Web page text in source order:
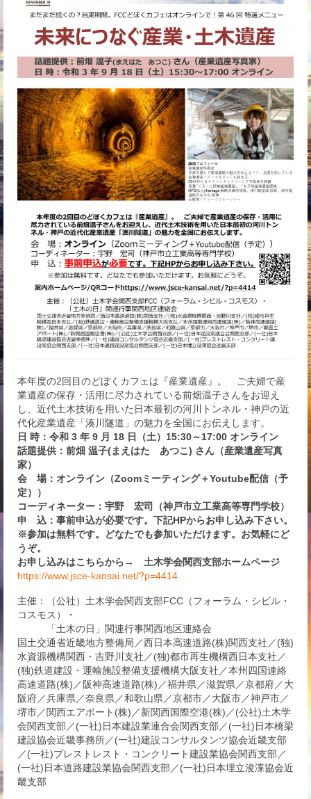
本年度の2回目のどぼくカフェは『産業遺産』。 ご夫婦で産
業遺産の保存・活用に尽力されている前畑温子さんをお迎え
し、近代土木技術を用いた日本最初の河川トンネル・神戸の近
代化産業遺産「湊川隧道」の魅力を全国にお伝えします。
日 時：令和 3 年 9 月 18 日（土）15:30～17:00 オンライン
話題提供：前畑 温子(まえはた あつこ) さん（産業遺産写真
家）
会 場：オンライン（Zoomミーティング＋Youtube配信（予
定））
コーディネーター：宇野 宏司（神戸市立工業高等専門学校）
申 込：事前申込が必要です。下記HPからお申し込み下さい。
※参加は無料です。どなたでも参加いただけます。お気軽にど
うぞ。
お申し込みはこちらから→ 土木学会関西支部ホームページ
https://www.jsce-kansai.net/?p=4414
主催：（公社）土木学会関西支部FCC（フォーラム・シビル・
コスモス）・
「土木の日」関連行事関西地区連絡会
国土交通省近畿地方整備局／西日本高速道路(株)関西支社／(独)
水資源機構関西・吉野川支社／(独)都市再生機構西日本支社／
(独)鉄道建設・運輸施設整備支援機構大阪支社／本州四国連絡
高速道路(株)／阪神高速道路(株)／福井県／滋賀県／京都府／大
阪府／兵庫県／奈良県／和歌山県／京都市／大阪市／神戸市／
堺市／関西エアポート(株)／新関西国際空港(株)／(公社)土木学
会関西支部／(一社)日本建設業連合会関西支部／(一社)日本橋梁
建設協会近畿事務所／(一社)建設コンサルタンツ協会近畿支部
／(一社)プレストレスト・コンクリート建設業協会関西支部／
(一社)日本道路建設業協会関西支部／(一社)日本埋立浚渫協会近
畿支部